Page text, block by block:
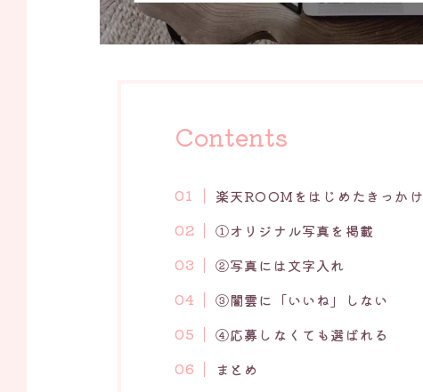
Contents
楽天ROOMをはじめたきっかけ
①オリジナル写真を掲載
②写真には文字入れ
③闇雲に「いいね」しない
④応募しなくても選ばれる
まとめ